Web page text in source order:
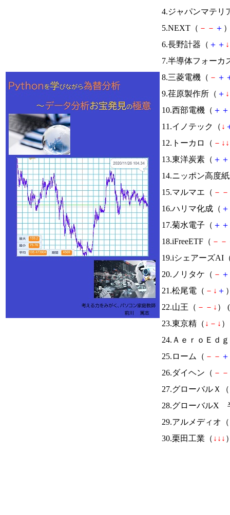
4.ジャパンマテリ
5.NEXT（ － － ＋
6.長野計器（ ＋ ＋ ↓
7.半導体フォーカ
8.三菱電機（ － ＋
9.荏原製作所（ ＋ ↓
10.西部電機（ ＋ ＋
11.イノテック（ ↓
12.トーカロ（ － ↓ ↓
13.東洋炭素（ ＋ ＋
14.ニッポン高度
15.マルマエ（ － －
16.ハリマ化成（ ＋
17.菊水電子（ ＋ ＋
18.iFreeETF（ － －
19.iシェアーズAI
20.ノリタケ（ － ＋
21.松尾電（ － ↓ ＋
22.山王（ － － ↓ ） (
23.東京精（ ↓ － ↓
24.ＡｅｒｏＥｄ
25.ローム（ － － ＋
26.ダイヘン（ － －
27.グローバルＸ（
28.グローバルX
29.アルメディオ（
30.栗田工業（ ↓ ↓ ↓